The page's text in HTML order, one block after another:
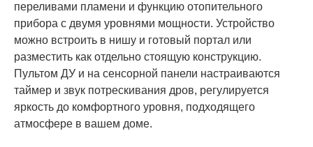
переливами пламени и функцию отопительного
прибора с двумя уровнями мощности. Устройство
можно встроить в нишу и готовый портал или
разместить как отдельно стоящую конструкцию.
Пультом ДУ и на сенсорной панели настраиваются
таймер и звук потрескивания дров, регулируется
яркость до комфортного уровня, подходящего
атмосфере в вашем доме.